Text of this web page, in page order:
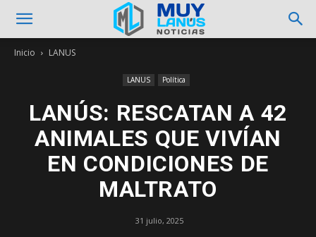
Inicio LANUS
LANUS Política
LANÚS: RESCATAN A 42
ANIMALES QUE VIVÍAN
EN CONDICIONES DE
MALTRATO
31 julio, 2025